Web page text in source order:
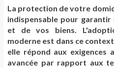
La protection de votre
indispensable pour
et de vos biens.
moderne est dans ce
elle répond aux exigences
avancée par rapport aux